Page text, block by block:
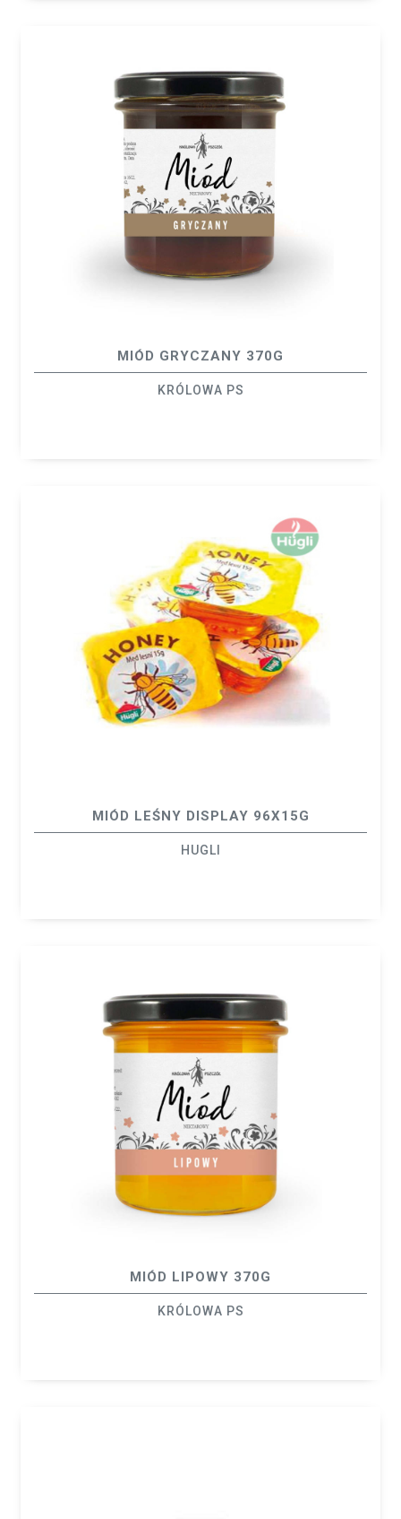
MIÓD GRYCZANY 370G
KRÓLOWA PS
MIÓD LEŚNY DISPLAY 96X15G
HUGLI
MIÓD LIPOWY 370G
KRÓLOWA PS